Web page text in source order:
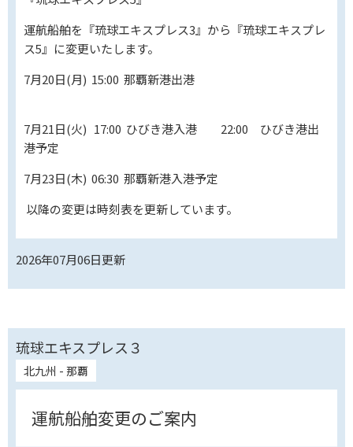
運航船舶を『琉球エキスプレス3』から『琉球エキスプレ
ス5』に変更いたします。
7月20日(月) 15:00 那覇新港出港
7月21日(火) 17:00 ひびき港入港 22:00 ひびき港出
港予定
7月23日(木) 06:30 那覇新港入港予定
以降の変更は時刻表を更新しています。
2026年07月06日更新
琉球エキスプレス３
北九州 - 那覇
運航船舶変更のご案内